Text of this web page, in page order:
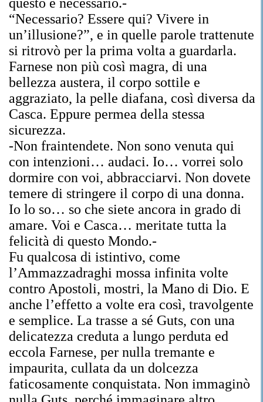
“Necessario? Essere qui? Vivere in
un’illusione?”, e in quelle parole trattenute
si ritrovò per la prima volta a guardarla.
Farnese non più così magra, di una
bellezza austera, il corpo sottile e
aggraziato, la pelle diafana, così diversa da
Casca. Eppure permea della stessa
sicurezza.
-Non fraintendete. Non sono venuta qui
con intenzioni… audaci. Io… vorrei solo
dormire con voi, abbracciarvi. Non dovete
temere di stringere il corpo di una donna.
Io lo so… so che siete ancora in grado di
amare. Voi e Casca… meritate tutta la
felicità di questo Mondo.-
Fu qualcosa di istintivo, come
l’Ammazzadraghi mossa infinita volte
contro Apostoli, mostri, la Mano di Dio. E
anche l’effetto a volte era così, travolgente
e semplice. La trasse a sé Guts, con una
delicatezza creduta a lungo perduta ed
eccola Farnese, per nulla tremante e
impaurita, cullata da un dolcezza
faticosamente conquistata. Non immaginò